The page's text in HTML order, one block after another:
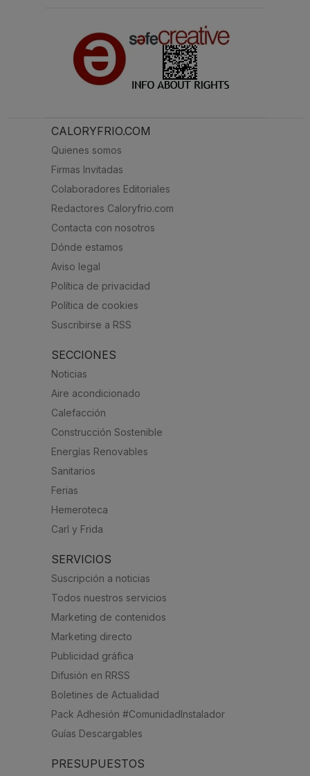
CALORYFRIO.COM
Quienes somos
Firmas Invitadas
Colaboradores Editoriales
Redactores Caloryfrio.com
Contacta con nosotros
Dónde estamos
Aviso legal
Política de privacidad
Política de cookies
Suscribirse a RSS
SECCIONES
Noticias
Aire acondicionado
Calefacción
Construcción Sostenible
Energías Renovables
Sanitarios
Ferias
Hemeroteca
Carl y Frida
SERVICIOS
Suscripción a noticias
Todos nuestros servicios
Marketing de contenidos
Marketing directo
Publicidad gráfica
Difusión en RRSS
Boletines de Actualidad
Pack Adhesión #ComunidadInstalador
Guías Descargables
PRESUPUESTOS